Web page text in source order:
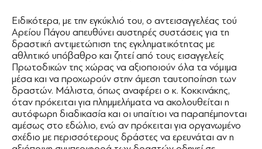
Ειδικότερα, με την εγκύκλιό του, ο αντεισαγγελέας τού
Αρείου Πάγου απευθύνει αυστηρές συστάσεις για τη
δραστική αντιμετώπιση της εγκληματικότητας με
αθλητικό υπόβαθρο και ζητεί από τους εισαγγελείς
Πρωτοδικών της χώρας να αξιοποιούν όλα τα νόμιμα
μέσα και να προχωρούν στην άμεση ταυτοποίηση των
δραστών. Μάλιστα, όπως αναφέρει ο κ. Κοκκινάκης,
όταν πρόκειται για πλημμελήματα να ακολουθείται η
αυτόφωρη διαδικασία και οι υπαίτιοι να παραπέμπονται
αμέσως στο εδώλιο, ενώ αν πρόκειται για οργανωμένο
σχέδιο με περισσότερους δράστες να ερευνάται αν η